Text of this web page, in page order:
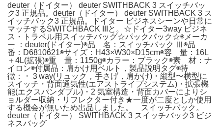
deuter（ドイター） deuter SWITHBACK 3 スイッチバッ
ク3 正規品。deuter（ドイター） deuter SWITHBACK 3 ス
イッチバック3 正規品。ドイター ビジネスシーンや日常に
マッチするSWITCHBACK IIIと。☆ドイター3way ビジネ
ス・トラベル用スイッチバッグ☆パックパック☆◉メーカ
ー ：deuter(ドイター)◉品 名：スイッチバック Ⅲ◉品
番：D6810621◉サイズ：H43×W30×D15cm◉容 量：16L
＋4L(拡張)◉重 量：1150g◉カラー：ブラック◉素 材：ナ
イロン◉付属品：肩かけ用ベルト，製品説明タグ◉特
徴：・３way(リュック，手さげ，肩かけ)・縦型〜横型に
スイッチ・背面通気性(エアストライプシステム)・拡張機
能(エクスパンダブル)・2 気室構造・背面カバーによりシ
ョルダー収納・リフレクター付き★一度が二度としか使用
する機会が無いため出品しました。 スイッチバック。
deuter（ドイター） SWITHBACK 3 スイッチバック3 ビジ
ネスバッグ